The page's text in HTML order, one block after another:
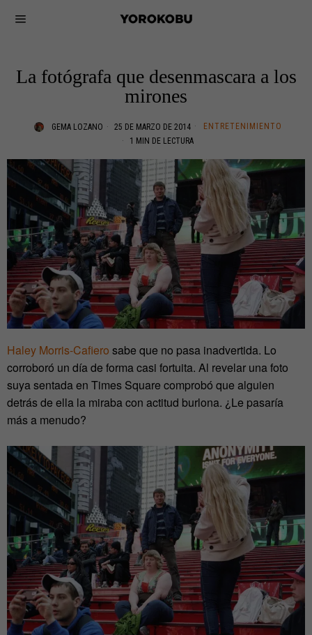
La fotógrafa que desenmascara a los
mirones
GEMA LOZANO 25 DE MARZO DE 2014
ENTRETENIMIENTO
1 MIN DE LECTURA
Haley Morris-Cafiero sabe que no pasa inadvertida. Lo
corroboró un día de forma casi fortuita. Al revelar una foto
suya sentada en Times Square comprobó que alguien
detrás de ella la miraba con actitud burlona. ¿Le pasaría
más a menudo?